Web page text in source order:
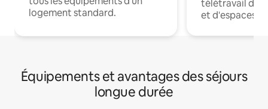
logement standard.
télétravail
et d'espaces
Équipements et avantages des séjours
longue durée